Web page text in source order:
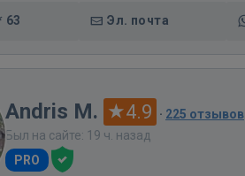
63 Эл. почта
Andris M. 4.9 · 225 отзывов
Был на сайте: 19 ч. назад
PRO